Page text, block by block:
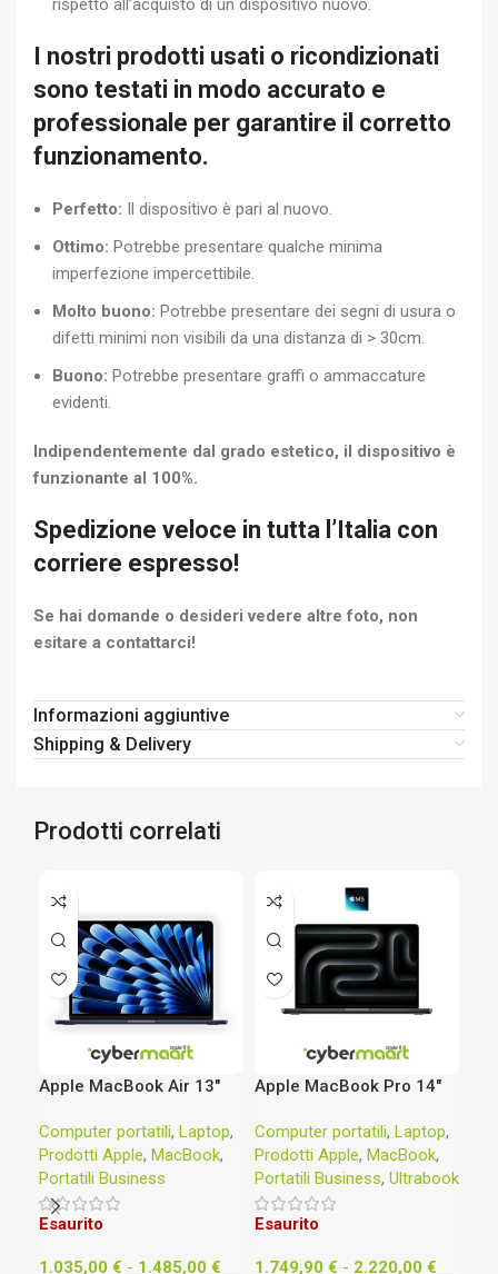
rispetto all’acquisto di un dispositivo nuovo.
I nostri prodotti usati o ricondizionati
sono testati in modo accurato e
professionale per garantire il corretto
funzionamento.
Perfetto: Il dispositivo è pari al nuovo.
Ottimo: Potrebbe presentare qualche minima
imperfezione impercettibile.
Molto buono: Potrebbe presentare dei segni di usura o
difetti minimi non visibili da una distanza di > 30cm.
Buono: Potrebbe presentare graffi o ammaccature
evidenti.
Indipendentemente dal grado estetico, il dispositivo è
funzionante al 100%.
Spedizione veloce in tutta l’Italia con
corriere espresso!
Se hai domande o desideri vedere altre foto, non
esitare a contattarci!
Informazioni aggiuntive
Shipping & Delivery
Prodotti correlati
Apple MacBook Air 13″
Computer portatili, Laptop,
Prodotti Apple, MacBook,
Portatili Business
Esaurito
1.035,00 € - 1.485,00 €
Apple MacBook Pro 14″
Computer portatili, Laptop,
Prodotti Apple, MacBook,
Portatili Business, Ultrabook
Esaurito
1.749,90 € - 2.220,00 €